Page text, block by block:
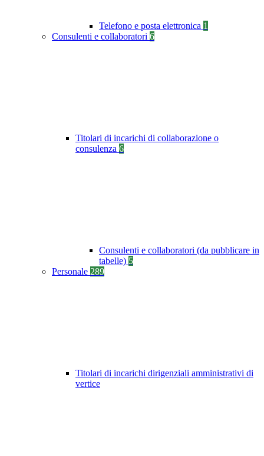
Telefono e posta elettronica 1
Consulenti e collaboratori 6
Titolari di incarichi di collaborazione o
consulenza 6
Consulenti e collaboratori (da pubblicare in
tabelle) 5
Personale 289
Titolari di incarichi dirigenziali amministrativi di
vertice